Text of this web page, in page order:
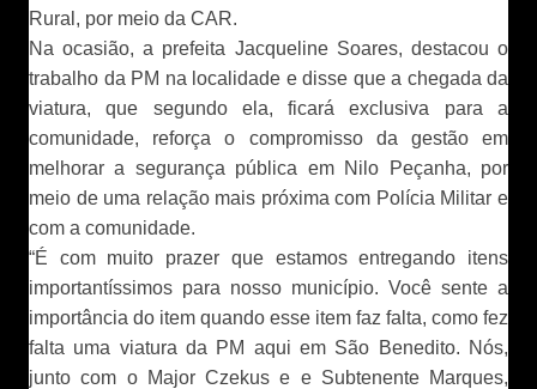
Rural, por meio da CAR.
Na ocasião, a prefeita Jacqueline Soares, destacou o
trabalho da PM na localidade e disse que a chegada da
viatura, que segundo ela, ficará exclusiva para a
comunidade, reforça o compromisso da gestão em
melhorar a segurança pública em Nilo Peçanha, por
meio de uma relação mais próxima com Polícia Militar e
com a comunidade.
“É com muito prazer que estamos entregando itens
importantíssimos para nosso município. Você sente a
importância do item quando esse item faz falta, como fez
falta uma viatura da PM aqui em São Benedito. Nós,
junto com o Major Czekus e e Subtenente Marques,